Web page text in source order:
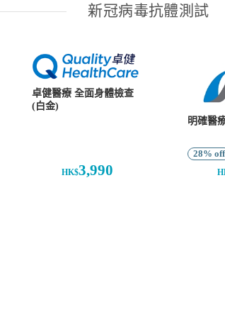
新冠病毒抗體測試
卓健醫療 全面身體檢查
(白金)
HK$3,990
明確醫
28% off